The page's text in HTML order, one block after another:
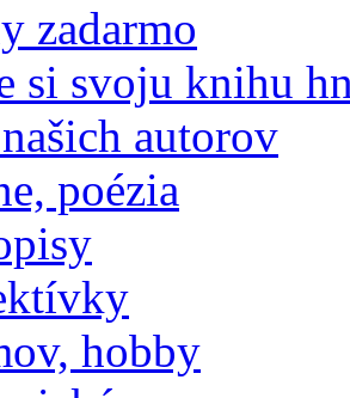
zadarmo
si svoju knihu
autorov
poézia
hobby